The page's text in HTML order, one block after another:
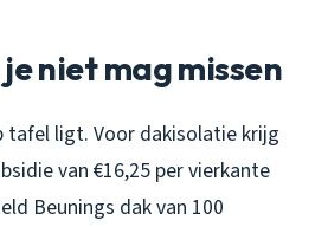
niet mag missen
tafel ligt. Voor dakisolatie krijg
van €16,25 per vierkante
Beunings dak van 100